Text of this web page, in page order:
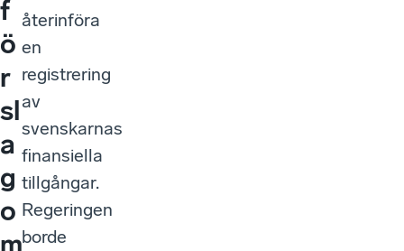
f
ö
r
sl
a
g
o
återinföra
en
registrering
av
svenskarnas
finansiella
tillgångar.
Regeringen
borde